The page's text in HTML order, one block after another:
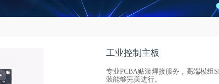
工业控制主板
专业PCBA贴装焊接服务，高端模组
装能够完美进行。